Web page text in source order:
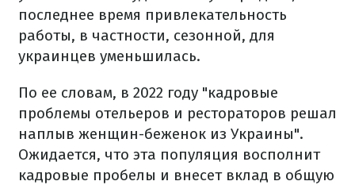
последнее время привлекательность
работы, в частности, сезонной, для
украинцев уменьшилась.
По ее словам, в 2022 году "кадровые
проблемы отельеров и рестораторов решал
наплыв женщин-беженок из Украины".
Ожидается, что эта популяция восполнит
кадровые пробелы и внесет вклад в общую